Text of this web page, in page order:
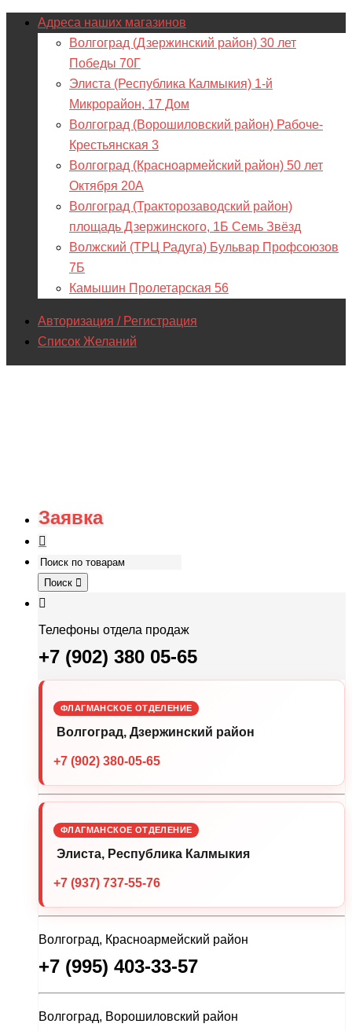
Адреса наших магазинов
Волгоград (Дзержинский район) 30 лет
Победы 70Г
Элиста (Республика Калмыкия) 1-й
Микрорайон, 17 Дом
Волгоград (Ворошиловский район) Рабоче-
Крестьянская 3
Волгоград (Красноармейский район) 50 лет
Октября 20А
Волгоград (Тракторозаводский район)
площадь Дзержинского, 1Б Семь Звёзд
Волжский (ТРЦ Радуга) Бульвар Профсоюзов
7Б
Камышин Пролетарская 56
Авторизация / Регистрация
Список Желаний
Заявка
Поиск
Телефоны отдела продаж
+7 (902) 380 05-65
ФЛАГМАНСКОЕ ОТДЕЛЕНИЕ
Волгоград, Дзержинский район
+7 (902) 380-05-65
ФЛАГМАНСКОЕ ОТДЕЛЕНИЕ
Элиста, Республика Калмыкия
+7 (937) 737-55-76
Волгоград, Красноармейский район
+7 (995) 403-33-57
Волгоград, Ворошиловский район